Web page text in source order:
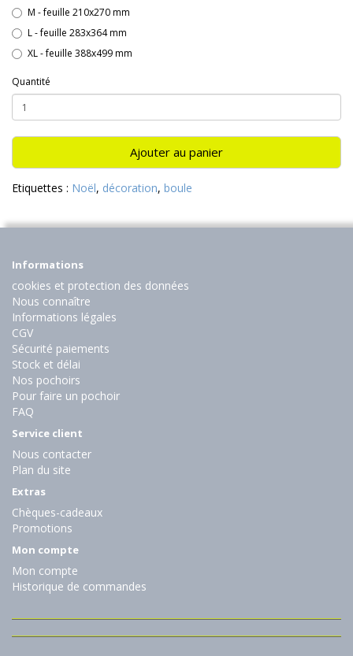
M - feuille 210x270 mm
L - feuille 283x364 mm
XL - feuille 388x499 mm
Quantité
Ajouter au panier
Etiquettes : Noël, décoration, boule
Informations
cookies et protection des données
Nous connaître
Informations légales
CGV
Sécurité paiements
Stock et délai
Nos pochoirs
Pour faire un pochoir
FAQ
Service client
Nous contacter
Plan du site
Extras
Chèques-cadeaux
Promotions
Mon compte
Mon compte
Historique de commandes